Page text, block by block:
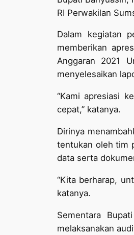
RI Perwakilan
Dalam kegiatan
memberikan
Anggaran 2021
menyelesaikan
“Kami apresiasi
cepat,” katanya.
Dirinya
tentukan oleh tim
data serta
“Kita berharap,
katanya.
Sementara
melaksanakan